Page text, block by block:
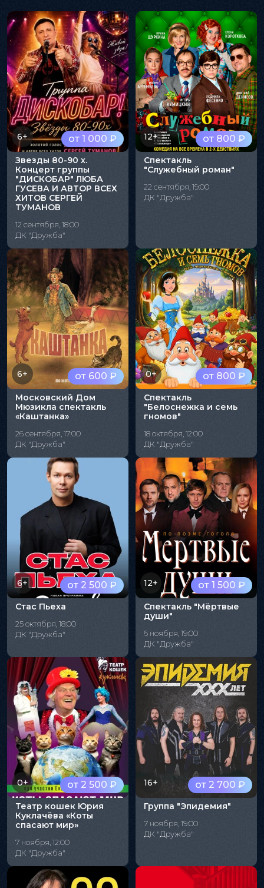
от 1 000 ₽
6+
Звезды 80-90 х.
Концерт группы
"ДИСКОБАР" ЛЮБА
ГУСЕВА И АВТОР ВСЕХ
ХИТОВ СЕРГЕЙ
ТУМАНОВ
12 сентября, 18:00
ДК "Дружба"
от 800 ₽
12+
Спектакль
"Служебный роман"
22 сентября, 19:00
ДК "Дружба"
от 600 ₽
6+
Московский Дом
Мюзикла спектакль
«Каштанка»
26 сентября, 17:00
ДК "Дружба"
от 800 ₽
0+
Спектакль
"Белоснежка и семь
гномов"
18 октября, 12:00
ДК "Дружба"
от 2 500 ₽
6+
Стас Пьеха
25 октября, 18:00
ДК "Дружба"
от 1 500 ₽
12+
Спектакль "Мёртвые
души"
6 ноября, 19:00
ДК "Дружба"
от 2 500 ₽
0+
Театр кошек Юрия
Куклачёва «Коты
спасают мир»
7 ноября, 12:00
ДК "Дружба"
от 2 700 ₽
16+
Группа "Эпидемия"
7 ноября, 19:00
ДК "Дружба"